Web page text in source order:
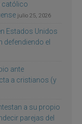
católico
julio 25, 2026
Estados Unidos
defendiendo el
ante
a cristianos (y
a su propio
parejas del